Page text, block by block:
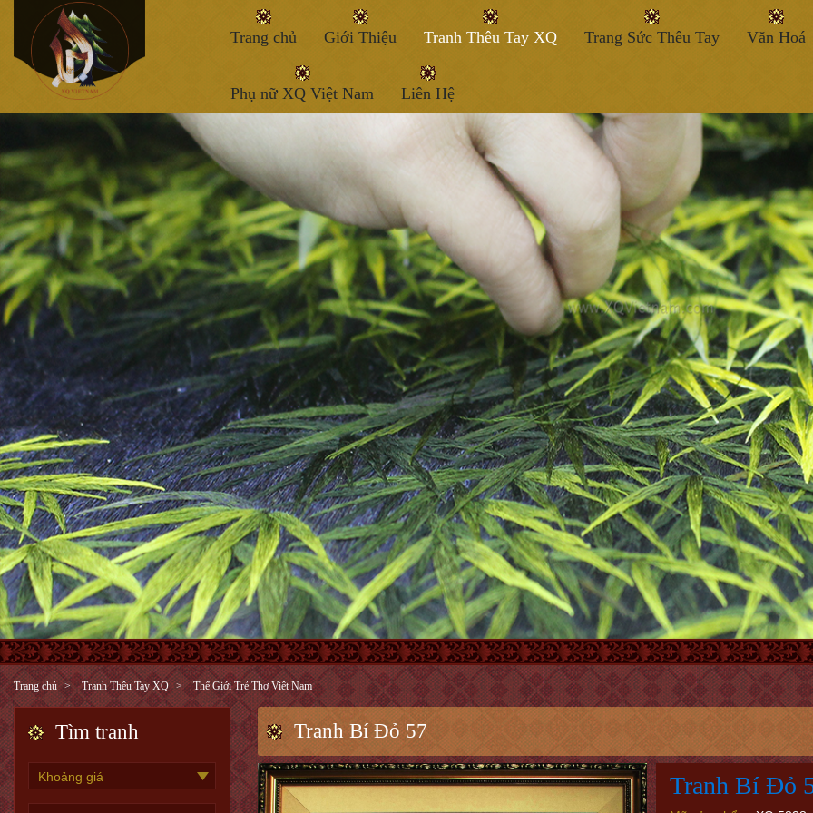
Trang chủ Giới Thiệu Tranh Thêu Tay XQ Trang Sức Thêu Tay Văn Hoá
Phụ nữ XQ Việt Nam Liên Hệ
Trang chủ Tranh Thêu Tay XQ Thế Giới Trẻ Thơ Việt Nam
Tìm tranh Tranh Bí Đỏ 57
Tranh Bí Đỏ